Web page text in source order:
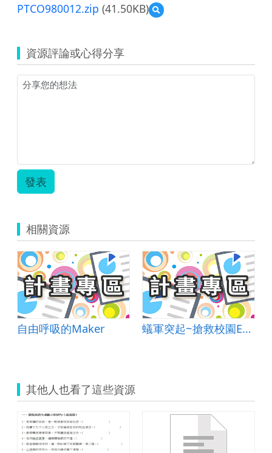
PTCO980012.zip (41.50KB)
預
覽
資源評論或心得分享
發表
相關資源
自由呼吸的Maker 蟻軍突起~搶救校園E起來
其他人也看了這些資源